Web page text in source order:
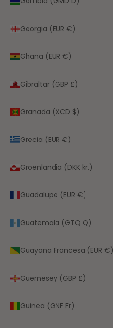
Georgia (EUR €)
Ghana (EUR €)
Gibraltar (GBP £)
Granada (XCD $)
Grecia (EUR €)
Groenlandia (DKK kr.)
Guadalupe (EUR €)
Guatemala (GTQ Q)
Guayana Francesa (EUR €)
Guernesey (GBP £)
Guinea (GNF Fr)